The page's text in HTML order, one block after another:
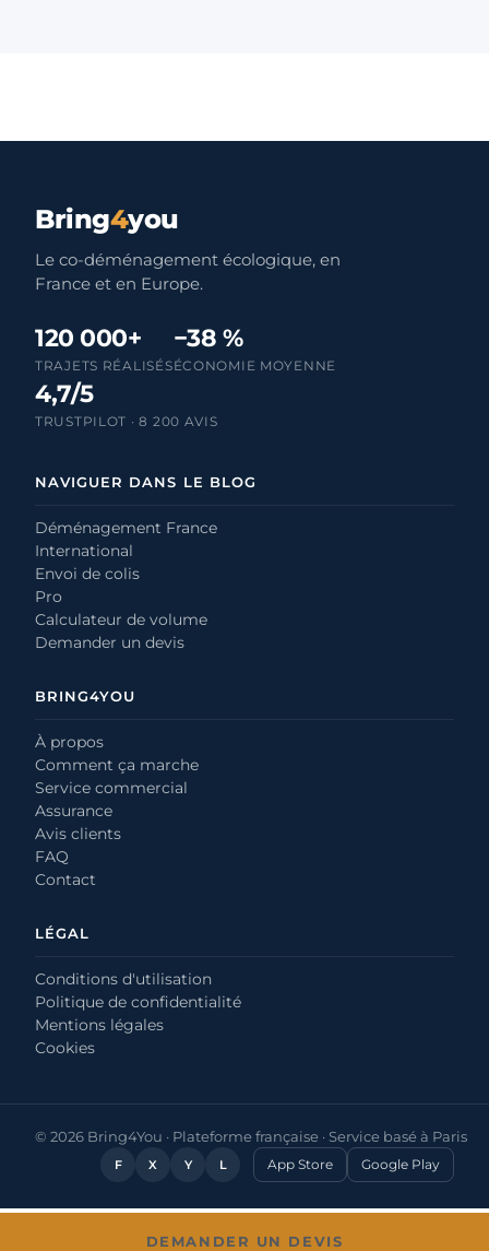
Bring4you
Le co-déménagement écologique, en
France et en Europe.
120 000+
TRAJETS RÉALISÉS
−38 %
ÉCONOMIE MOYENNE
4,7/5
TRUSTPILOT · 8 200 AVIS
NAVIGUER DANS LE BLOG
Déménagement France
International
Envoi de colis
Pro
Calculateur de volume
Demander un devis
BRING4YOU
À propos
Comment ça marche
Service commercial
Assurance
Avis clients
FAQ
Contact
LÉGAL
Conditions d'utilisation
Politique de confidentialité
Mentions légales
Cookies
© 2026 Bring4You · Plateforme française · Service basé à Paris
F X Y L App Store Google Play
DEMANDER UN DEVIS